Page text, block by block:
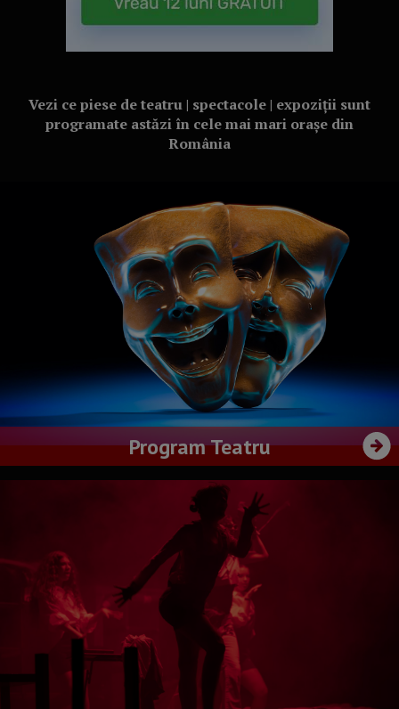
Vezi ce piese de teatru | spectacole | expoziții sunt
programate astăzi în cele mai mari orașe din
România
Program Teatru